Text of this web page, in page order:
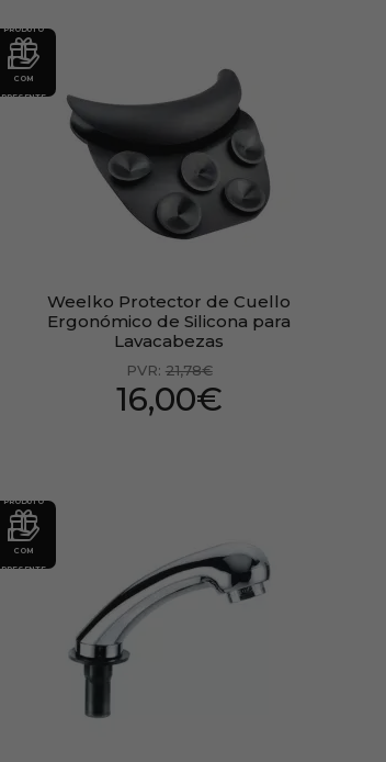
PRODUTO
COM
PRESENTE
Weelko Protector de Cuello
Ergonómico de Silicona para
Lavacabezas
PVR: 21,78€
16,00€
PRODUTO
COM
PRESENTE